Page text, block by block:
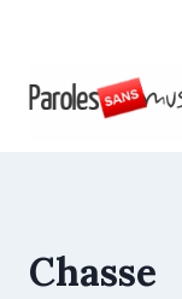
Chasse